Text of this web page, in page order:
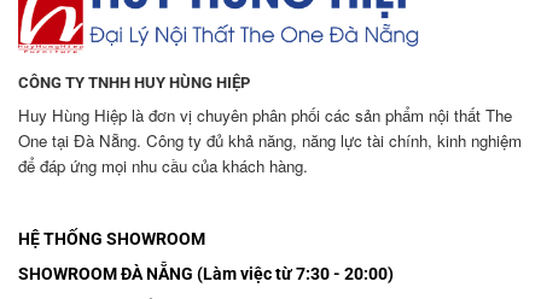
CÔNG TY TNHH HUY HÙNG HIỆP
Huy Hùng Hiệp là đơn vị chuyên phân phối các sản phẩm nội thất The
One tại Đà Nẵng. Công ty đủ khả năng, năng lực tài chính, kinh nghiệm
để đáp ứng mọi nhu cầu của khách hàng.
HỆ THỐNG SHOWROOM
SHOWROOM ĐÀ NẴNG (Làm việc từ 7:30 - 20:00)